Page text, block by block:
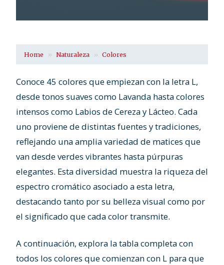
Home Naturaleza Colores
Conoce 45 colores que empiezan con la letra L,
desde tonos suaves como Lavanda hasta colores
intensos como Labios de Cereza y Lácteo. Cada
uno proviene de distintas fuentes y tradiciones,
reflejando una amplia variedad de matices que
van desde verdes vibrantes hasta púrpuras
elegantes. Esta diversidad muestra la riqueza del
espectro cromático asociado a esta letra,
destacando tanto por su belleza visual como por
el significado que cada color transmite.
A continuación, explora la tabla completa con
todos los colores que comienzan con L para que